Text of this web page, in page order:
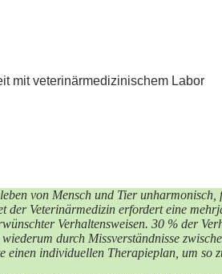
mit veterinärmedizinischem Labor
von Mensch und Tier
der Veterinärmedizin erfordert eine
Verhaltensweisen. 30 % der
durch Missverständnisse
individuellen Therapieplan, um so